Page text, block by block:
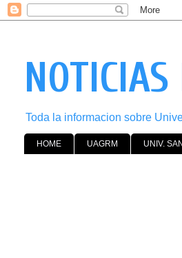
Toda la informacion sobre
HOME UAGRM UNIV.